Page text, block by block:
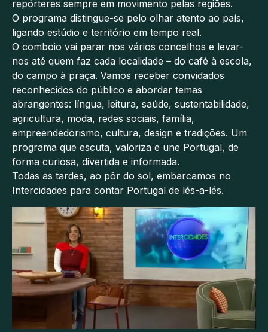
repórteres sempre em movimento pelas regiões.
O programa distingue-se pelo olhar atento ao país,
ligando estúdio e território em tempo real.
O comboio vai parar nos vários concelhos e levar-
nos até quem faz cada localidade – do café à escola,
do campo à praça. Vamos receber convidados
reconhecidos do público e abordar temas
abrangentes: língua, leitura, saúde, sustentabilidade,
agricultura, moda, redes sociais, família,
empreendedorismo, cultura, design e tradições. Um
programa que escuta, valoriza e une Portugal, de
forma curiosa, divertida e informada.
Todas as tardes, ao pôr do sol, embarcamos no
Intercidades para contar Portugal de lés-a-lés.